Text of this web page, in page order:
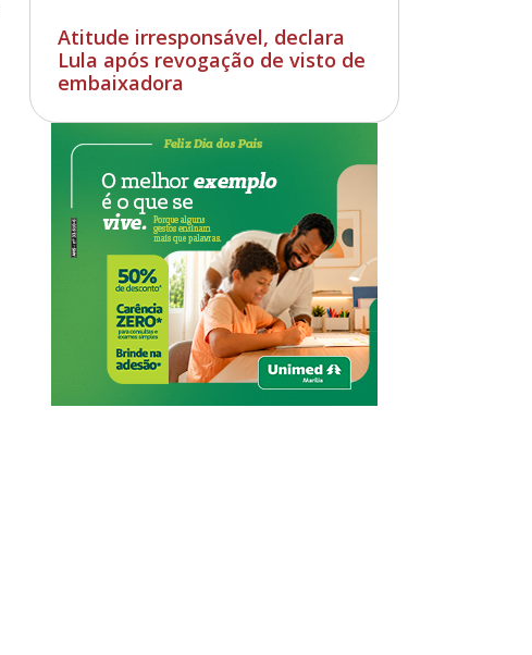
Atitude irresponsável, declara
Lula após revogação de visto de
embaixadora